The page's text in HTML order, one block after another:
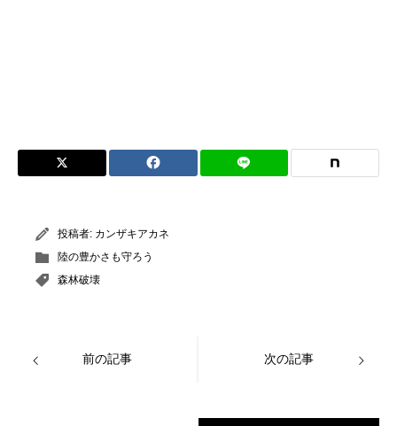
投稿者: カンザキアカネ
陸の豊かさも守ろう
森林破壊
前の記事 次の記事